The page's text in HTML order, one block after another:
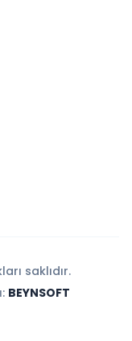
saklıdır.
BEYNSOFT